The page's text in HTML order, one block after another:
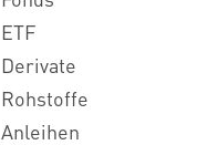
ETF
Derivate
Rohstoffe
Anleihen